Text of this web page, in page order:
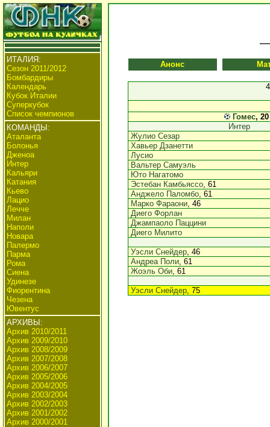
ИТАЛИЯ:
Сезон 2011/2012
Бомбардиры
Календарь
Кубок Италии
Суперкубок
Список чемпионов
КОМАНДЫ:
Аталанта
Болонья
Дженоа
Интер
Кальяри
Катания
Кьево
Лацио
Лечче
Милан
Наполи
Новара
Палермо
Парма
Рома
Сиена
Удинезе
Фиорентина
Чезена
Ювентус
АРХИВЫ:
Архив 2010/2011
Архив 2009/2010
Архив 2008/2009
Архив 2007/2008
Архив 2006/2007
Архив 2005/2006
Архив 2004/2005
Архив 2003/2004
Архив 2002/2003
Архив 2001/2002
Архив 2000/2001
Анонс
Гомес,
Интер
Жулио Сезар
Хавьер Дзанетти
Лусио
Вальтер Самуэль
Юто Нагатомо
Эстебан Камбьяссо, 61
Анджело Паломбо, 61
Марко Фараони, 46
Диего Форлан
Джампаоло Паццини
Диего Милито
Уэсли Снейдер, 46
Андреа Поли, 61
Жоэль Оби, 61
Уэсли Снейдер, 75